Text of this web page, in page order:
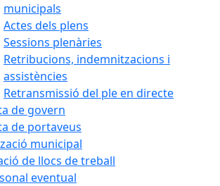
municipals
Actes dels plens
Sessions plenàries
Retribucions, indemnitzacions i
assistències
Retransmissió del ple en directe
de govern
de portaveus
municipal
de llocs de treball
eventual